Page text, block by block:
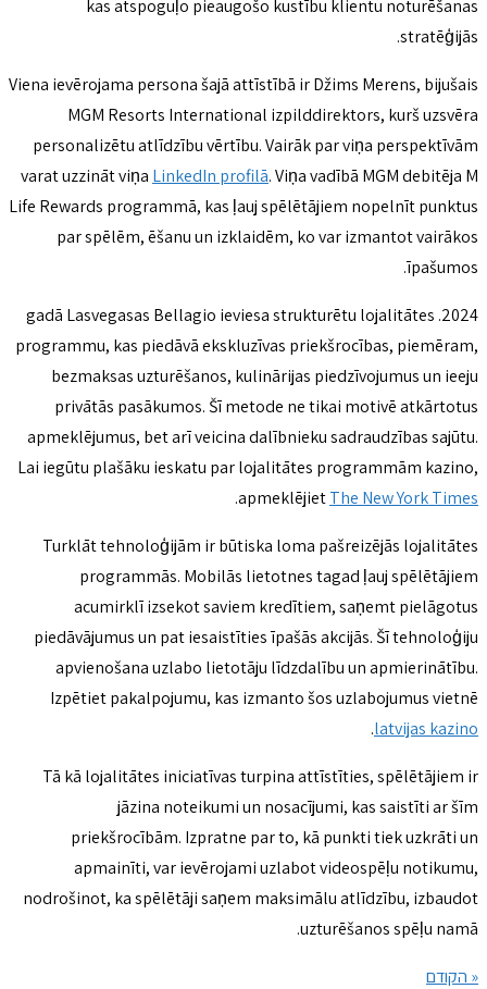
kas atspoguļo pieaugošo kustību klientu noturēšanas
stratēģijās.
Viena ievērojama persona šajā attīstībā ir Džims Merens, bijušais
MGM Resorts International izpilddirektors, kurš uzsvēra
personalizētu atlīdzību vērtību. Vairāk par viņa perspektīvām
varat uzzināt viņa LinkedIn profilā. Viņa vadībā MGM debitēja M
Life Rewards programmā, kas ļauj spēlētājiem nopelnīt punktus
par spēlēm, ēšanu un izklaidēm, ko var izmantot vairākos
īpašumos.
2024. gadā Lasvegasas Bellagio ieviesa strukturētu lojalitātes
programmu, kas piedāvā ekskluzīvas priekšrocības, piemēram,
bezmaksas uzturēšanos, kulinārijas piedzīvojumus un ieeju
privātās pasākumos. Šī metode ne tikai motivē atkārtotus
apmeklējumus, bet arī veicina dalībnieku sadraudzības sajūtu.
Lai iegūtu plašāku ieskatu par lojalitātes programmām kazino,
apmeklējietThe New York Times
.
Turklāt tehnoloģijām ir būtiska loma pašreizējās lojalitātes
programmās. Mobilās lietotnes tagad ļauj spēlētājiem
acumirklī izsekot saviem kredītiem, saņemt pielāgotus
piedāvājumus un pat iesaistīties īpašās akcijās. Šī tehnoloģiju
apvienošana uzlabo lietotāju līdzdalību un apmierinātību.
Izpētiet pakalpojumu, kas izmanto šos uzlabojumus vietnē
latvijas kazino
.
Tā kā lojalitātes iniciatīvas turpina attīstīties, spēlētājiem ir
jāzina noteikumi un nosacījumi, kas saistīti ar šīm
priekšrocībām. Izpratne par to, kā punkti tiek uzkrāti un
apmainīti, var ievērojami uzlabot videospēļu notikumu,
nodrošinot, ka spēlētāji saņem maksimālu atlīdzību, izbaudot
uzturēšanos spēļu namā.
« הקודם